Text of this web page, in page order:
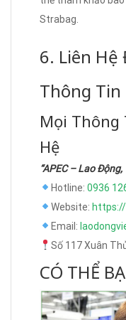
Strabag.
6. Liên
Thông Tin
Mọi Thông
Hệ
“APEC – Lao
Hotline: 0936
Website:
Email:
Số 117 Xuân
CÓ THỂ